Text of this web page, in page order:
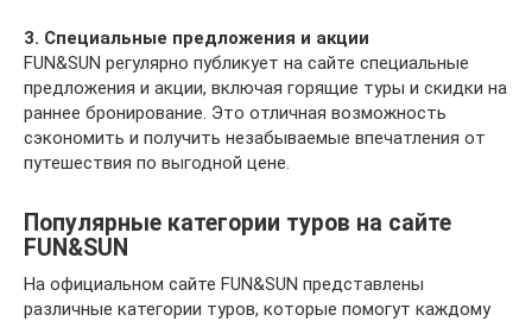
3. Специальные предложения и акции
FUN&SUN регулярно публикует на сайте специальные
предложения и акции, включая горящие туры и скидки на
раннее бронирование. Это отличная возможность
сэкономить и получить незабываемые впечатления от
путешествия по выгодной цене.
Популярные категории туров на сайте
FUN&SUN
На официальном сайте FUN&SUN представлены
различные категории туров, которые помогут каждому